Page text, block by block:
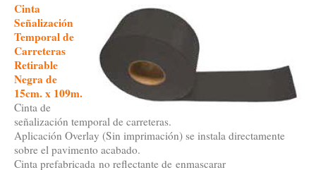
Cinta
Señalización
Temporal de
Carreteras
Retirable
Negra de
15cm. x 109m.
Cinta de
señalización temporal de carreteras.
Aplicación Overlay (Sin imprimación) se instala directamente
sobre el pavimento acabado.
Cinta prefabricada no reflectante de enmascarar